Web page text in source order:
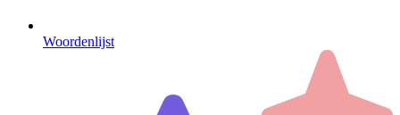
Woordenlijst